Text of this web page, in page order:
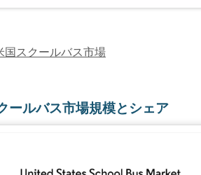
国スクールバス市場
ールバス市場規模とシェア